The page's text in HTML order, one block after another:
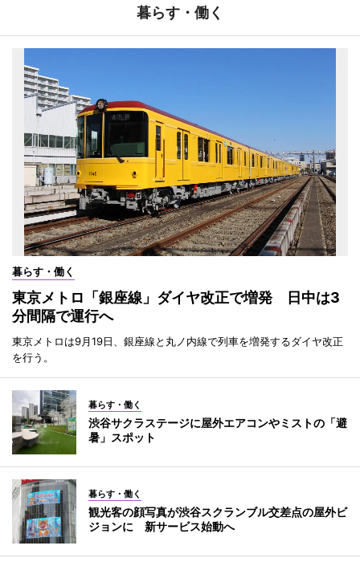
暮らす・働く
暮らす・働く
東京メトロ「銀座線」ダイヤ改正で増発 日中は3
分間隔で運行へ
東京メトロは9月19日、銀座線と丸ノ内線で列車を増発するダイヤ改正
を行う。
暮らす・働く
渋谷サクラステージに屋外エアコンやミストの「避
暑」スポット
暮らす・働く
観光客の顔写真が渋谷スクランブル交差点の屋外ビ
ジョンに 新サービス始動へ